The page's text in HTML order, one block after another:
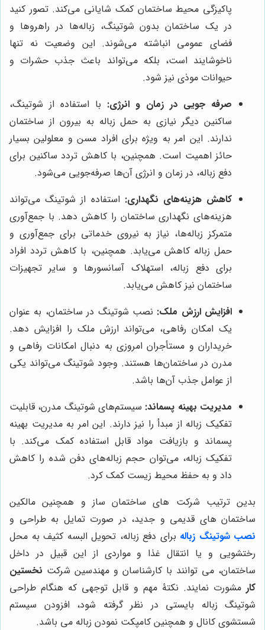
پاکیزگی محیط ساختمان کمک شایانی می‌کند. تصور کنید
در یک ساختمان بدون شوتینگ، زباله‌ها در راهروها و
فضای عمومی انباشته می‌شوند. این وضعیت نه تنها
ناخوشایند است، بلکه می‌تواند باعث جذب حشرات و
حیوانات موذی نیز شود.
صرفه جویی در زمان و انرژی: با استفاده از شوتینگ،
ساکنین دیگر نیازی به حمل زباله به بیرون از ساختمان
ندارند. این امر به ویژه برای افراد مسن و معلولین بسیار
حائز اهمیت است. همچنین، با کاهش تردد ساکنین برای
دفع زباله، در زمان و انرژی آن‌ها صرفه‌جویی می‌شود.
کاهش هزینه‌های نگهداری: استفاده از شوتینگ می‌تواند
هزینه‌های نگهداری ساختمان را کاهش دهد. با جمع‌آوری
متمرکز زباله‌ها، نیاز به نیروی خدماتی برای جمع‌آوری و
حمل زباله کاهش می‌یابد. همچنین، با کاهش تردد افراد
برای دفع زباله، استهلاک آسانسورها و سایر تجهیزات
ساختمان نیز کاهش می‌یابد.
افزایش ارزش ملک: نصب شوتینگ در ساختمان، به عنوان
یک امکان رفاهی، می‌تواند ارزش ملک را افزایش دهد.
خریداران و مستأجران امروزی به دنبال امکانات رفاهی و
مدرن در ساختمان‌ها هستند. وجود شوتینگ می‌تواند یکی
از عوامل جذب آن‌ها باشد.
مدیریت بهینه پسماند: سیستم‌های شوتینگ مدرن، قابلیت
تفکیک زباله از مبدأ را نیز دارند. این امر به مدیریت بهینه
پسماند و بازیافت مواد قابل استفاده کمک می‌کند. با
تفکیک زباله، می‌توان حجم زباله‌های دفن شده را کاهش
داد و به حفظ محیط زیست کمک کرد.
بدین ترتیب شرکت های ساختمان ساز و همچنین مالکین
ساختمان های قدیمی و جدید، در صورت تمایل به طراحی و
نصب شوتینگ زباله برای دفع زباله، تحویل البسه کثیف به محل
رختشویی و یا انتقال غذا و مواردی از این قبیل در داخل
ساختمان، می توانند با کارشناسان و مهندسین شرکت نخستین
کار مشورت نمایند. نکتۀ مهم و قابل توجهی که هنگام طراحی
شوتینگ زباله بایستی در نظر گرفته شود، افزودن سیستم
شستشوی کانال و همچنین کامپکت نمودن زباله می باشد.